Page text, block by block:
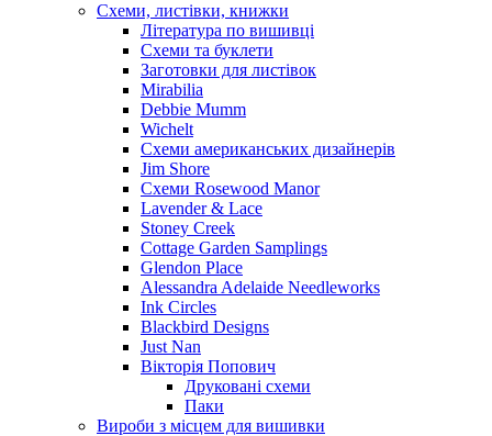
Схеми, листівки, книжки
Література по вишивці
Схеми та буклети
Заготовки для листівок
Mirabilia
Debbie Mumm
Wichelt
Схеми американських дизайнерів
Jim Shore
Cхеми Rosewood Manor
Lavender & Lace
Stoney Creek
Cottage Garden Samplings
Glendon Place
Alessandra Adelaide Needleworks
Ink Circles
Blackbird Designs
Just Nan
Вікторія Попович
Друковані схеми
Паки
Вироби з місцем для вишивки